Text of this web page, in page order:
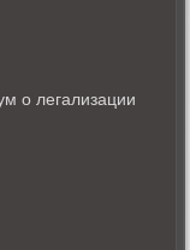
о легализации